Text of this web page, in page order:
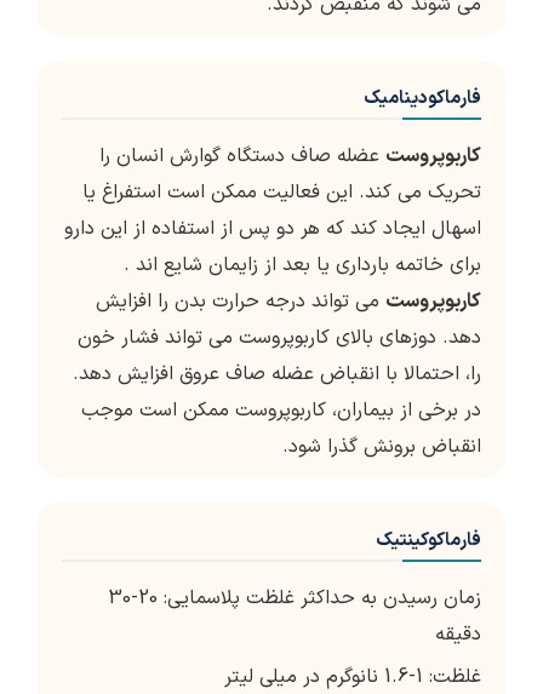
فارماکودینامیک
کاربوپروست عضله صاف دستگاه گوارش انسان را
تحریک می کند. این فعالیت ممکن است استفراغ یا
اسهال ایجاد کند که هر دو پس از استفاده از این دارو
برای خاتمه بارداری یا بعد از زایمان شایع اند .
کاربوپروست می تواند درجه حرارت بدن را افزایش
دهد. دوزهای بالای کاربوپروست می تواند فشار خون
را، احتمالا با انقباض عضله صاف عروق افزایش دهد.
در برخی از بیماران، کاربوپروست ممکن است موجب
انقباض برونش گذرا شود.
فارماکوکینتیک
زمان رسیدن به حداکثر غلظت پلاسمایی: 20-30
دقیقه
غلظت: 1-1.6 نانوگرم در میلی لیتر